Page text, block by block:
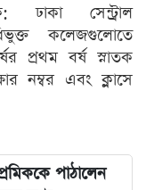
ঢাকা সেন্ট্রাল
কলেজগুলোতে
প্রথম বর্ষ স্নাতক
নম্বর এবং ক্লাসে
পাঠালেন